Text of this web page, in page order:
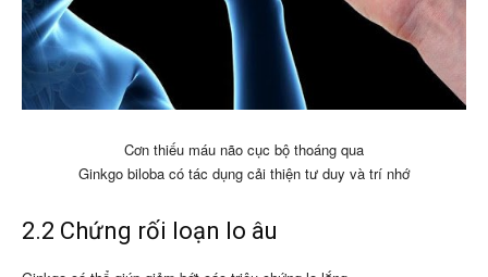
Cơn thiếu máu não cục bộ thoáng qua
Ginkgo biloba có tác dụng cải thiện tư duy và trí nhớ
2.2 Chứng rối loạn lo âu